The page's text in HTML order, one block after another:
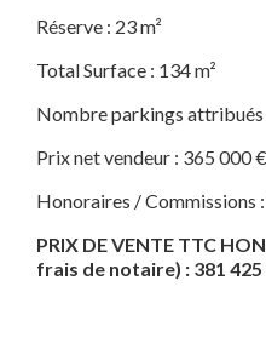
Réserve : 23 m²
Total Surface : 134 m²
Nombre parkings attribués
Prix net vendeur : 365 000
Honoraires / Commissions
PRIX DE VENTE TTC
frais de notaire) : 381 425